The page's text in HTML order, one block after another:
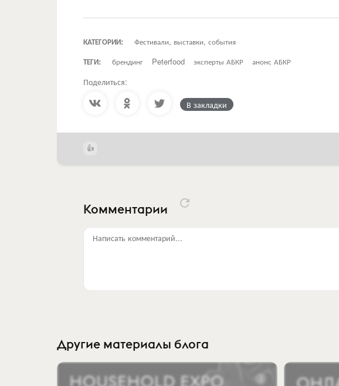
КАТЕГОРИИ:
Фестивали, выставки, события
ТЕГИ:
брендинг Peterfood эксперты АБКР анонс АБКР
Поделиться:
В закладки
Комментарии
Написать комментарий...
Другие материалы блога